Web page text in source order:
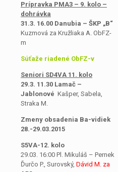
Prípravka PMA3 – 9. kolo –
dohrávka
31.3. 16.00 Danubia – ŠKP „B“
Kuzmová za Kružliaka A. ObFZ-
m
Súťaže riadené ObFZ-v
Seniori SD4VA 11. kolo
29.3. 11.30 Lamač –
Jablonové Kašper, Sabela,
Straka M.
Zmeny obsadenia Ba-vidiek
28.-29.03.2015
S5VA-12. kolo
29.03. 16:00 Pl. Mikuláš – Pernek
Ďurčo P., Surovský, Dávid M. za